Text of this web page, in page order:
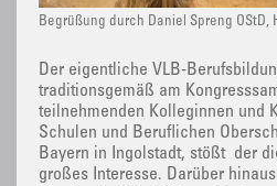
Begrüßung durch Daniel Spreng OStD,
Der eigentliche VLB-
traditionsgemäß am
teilnehmenden Kolleginnen und
Schulen und Beruflichen
Bayern in Ingolstadt, stößt der
großes Interesse. Darüber